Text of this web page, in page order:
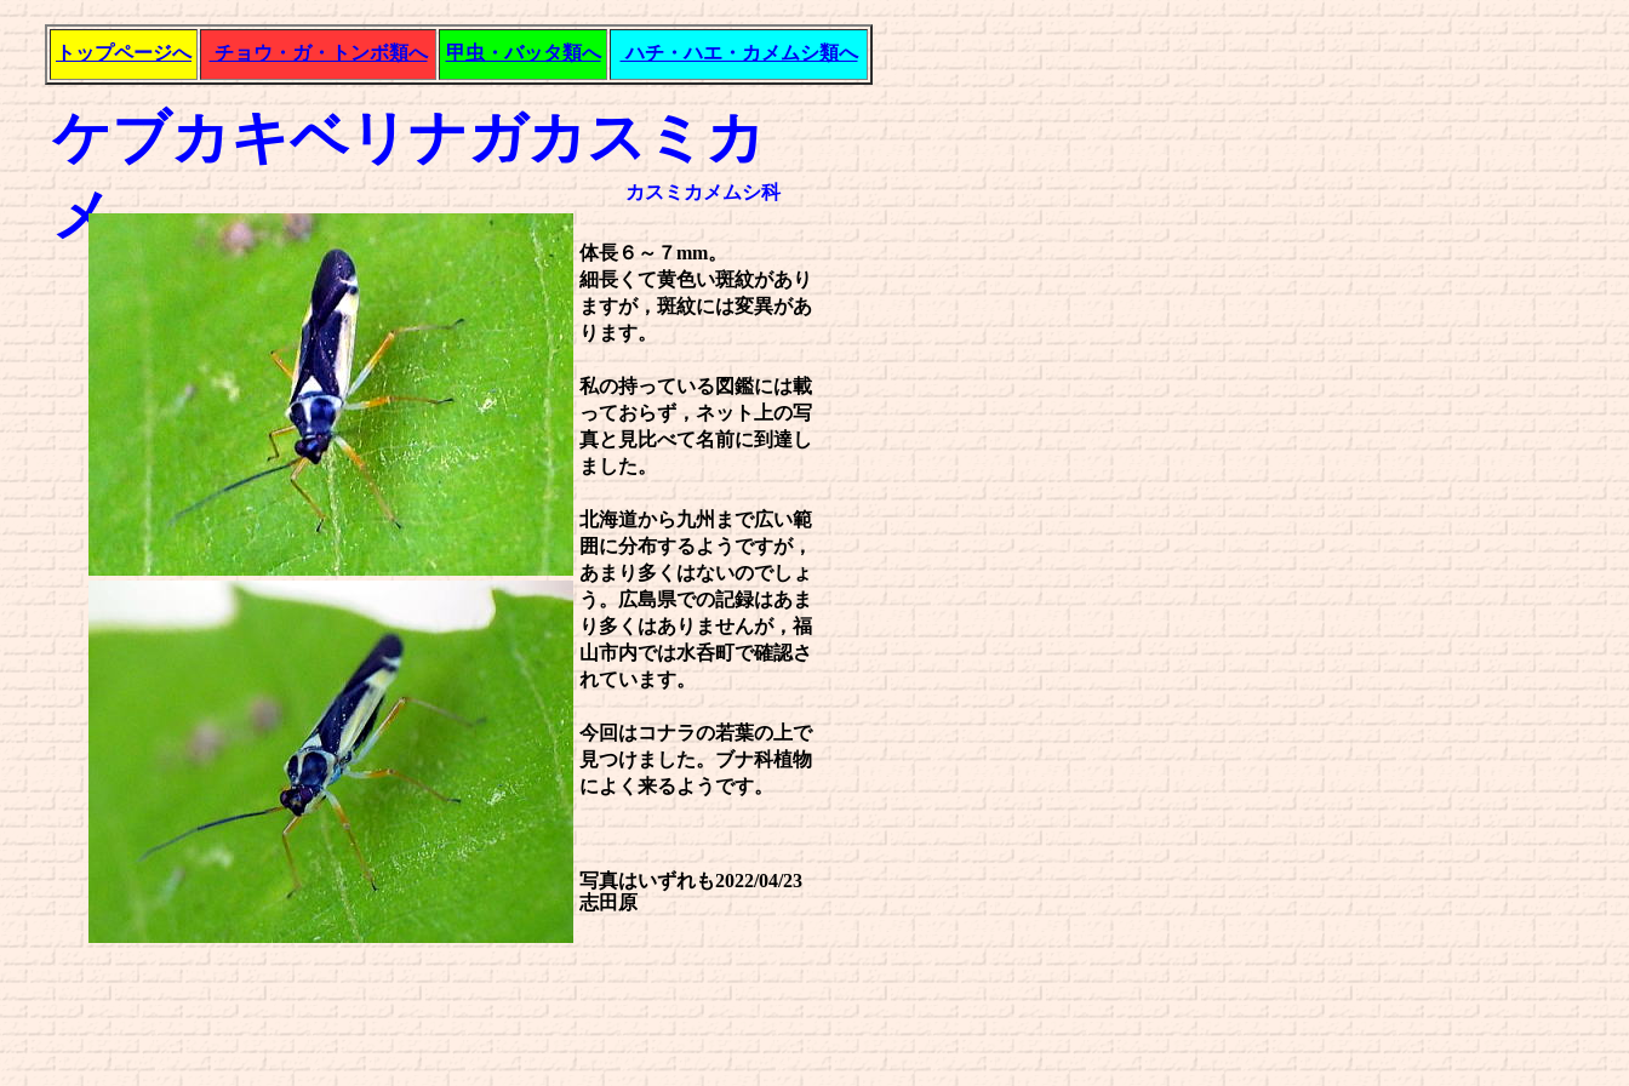
トップページへ チョウ・ガ・トンボ類へ 甲虫・バッタ類へ ハチ・ハエ・カメムシ類へ
ケブカキベリナガカスミカ
メ
カスミカメムシ科
体長６～７mm。
細長くて黄色い斑紋があり
ますが，斑紋には変異があ
ります。
私の持っている図鑑には載
っておらず，ネット上の写
真と見比べて名前に到達し
ました。
北海道から九州まで広い範
囲に分布するようですが，
あまり多くはないのでしょ
う。広島県での記録はあま
り多くはありませんが，福
山市内では水呑町で確認さ
れています。
今回はコナラの若葉の上で
見つけました。ブナ科植物
によく来るようです。
写真はいずれも2022/04/23
志田原